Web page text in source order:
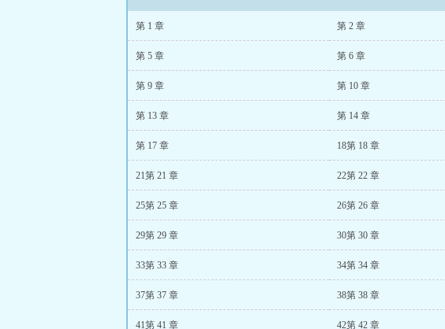
第 1 章 第 2 章
第 5 章 第 6 章
第 9 章 第 10 章
第 13 章 第 14 章
第 17 章 18第 18 章
21第 21 章 22第 22 章
25第 25 章 26第 26 章
29第 29 章 30第 30 章
33第 33 章 34第 34 章
37第 37 章 38第 38 章
41第 41 章 42第 42 章